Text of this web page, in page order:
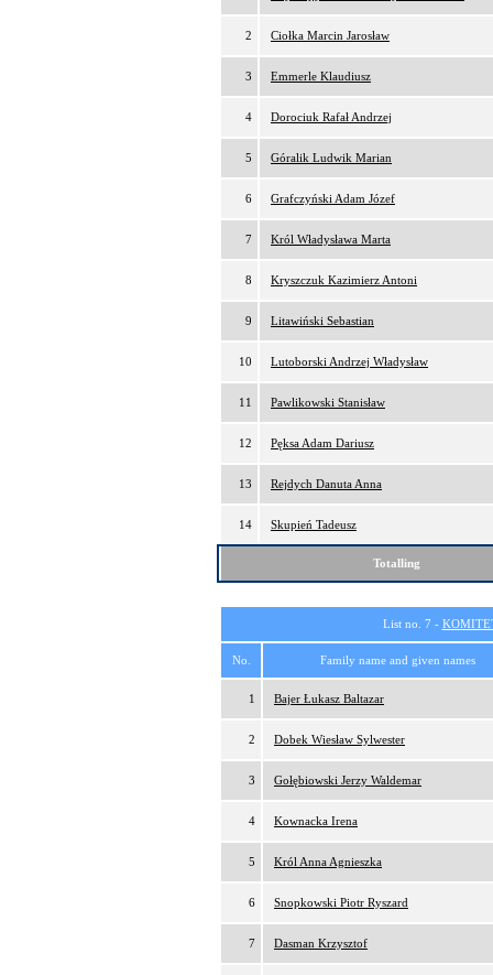
2 Ciołka Marcin Jarosław
3 Emmerle Klaudiusz
4 Dorociuk Rafał Andrzej
5 Góralik Ludwik Marian
6 Grafczyński Adam Józef
7 Król Władysława Marta
8 Kryszczuk Kazimierz Antoni
9 Litawiński Sebastian
10 Lutoborski Andrzej Władysław
11 Pawlikowski Stanisław
12 Pęksa Adam Dariusz
13 Rejdych Danuta Anna
14 Skupień Tadeusz
Totalling
List no. 7 -
No. Family name and given names
1 Bajer Łukasz Baltazar
2 Dobek Wiesław Sylwester
3 Gołębiowski Jerzy Waldemar
4 Kownacka Irena
5 Król Anna Agnieszka
6 Snopkowski Piotr Ryszard
7 Dasman Krzysztof